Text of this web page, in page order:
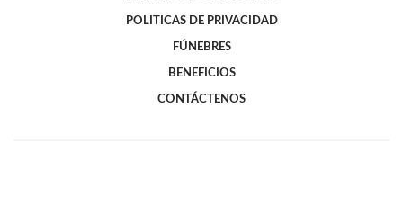
POLITICAS DE PRIVACIDAD
FÚNEBRES
BENEFICIOS
CONTÁCTENOS